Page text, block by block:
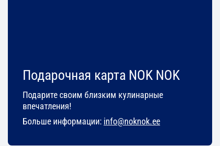
Подарочная карта NOK NOK
Подарите своим близким кулинарные
впечатления!
Больше информации: info@noknok.ee